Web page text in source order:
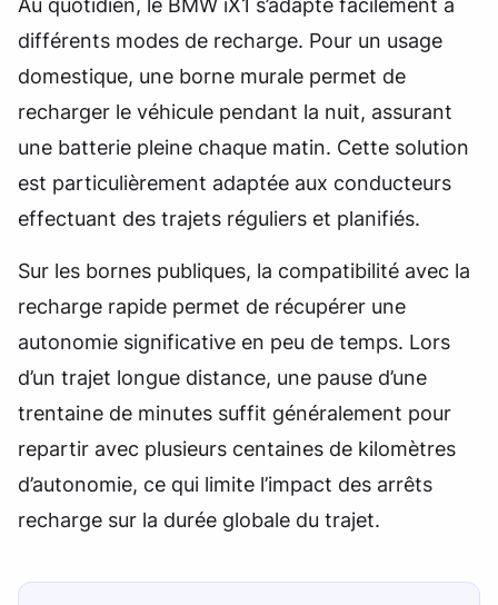
Au quotidien, le BMW iX1 s’adapte facilement à
différents modes de recharge. Pour un usage
domestique, une borne murale permet de
recharger le véhicule pendant la nuit, assurant
une batterie pleine chaque matin. Cette solution
est particulièrement adaptée aux conducteurs
effectuant des trajets réguliers et planifiés.
Sur les bornes publiques, la compatibilité avec la
recharge rapide permet de récupérer une
autonomie significative en peu de temps. Lors
d’un trajet longue distance, une pause d’une
trentaine de minutes suffit généralement pour
repartir avec plusieurs centaines de kilomètres
d’autonomie, ce qui limite l’impact des arrêts
recharge sur la durée globale du trajet.